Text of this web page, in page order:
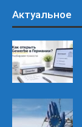
Актуальное